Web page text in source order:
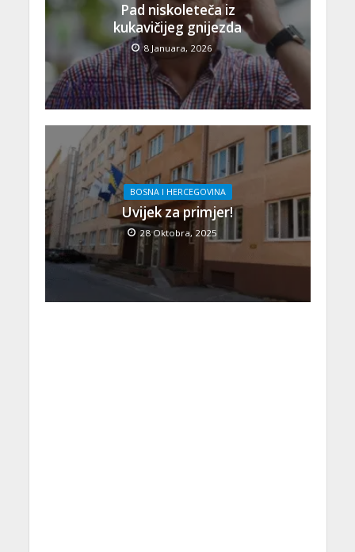
Pad niskoleteča iz
kukavičijeg gnijezda
8 Januara, 2026
BOSNA I HERCEGOVINA
Uvijek za primjer!
28 Oktobra, 2025